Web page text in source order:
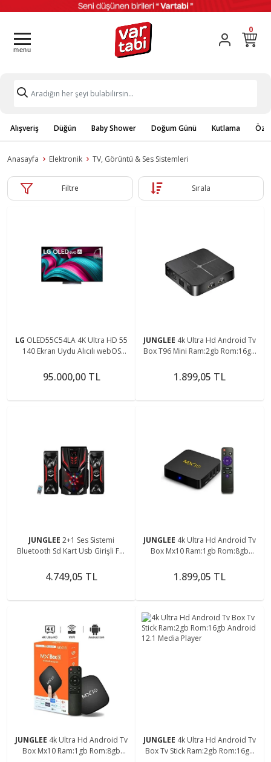
0
Alışveriş Düğün Baby Shower Doğum Günü Kutlama
Anasayfa Elektronik TV, Görüntü & Ses Sistemleri
Filtre Sırala
LG OLED55C54LA 4K Ultra HD 55
140 Ekran Uydu Alıcılı webOS
95.000,00 TL
JUNGLEE 4k Ultra Hd Android Tv
Box T96 Mini Ram:2gb Rom:16gb
1.899,05 TL
JUNGLEE 2+1 Ses Sistemi
Bluetooth Sd Kart Usb Girişli Fm
4.749,05 TL
JUNGLEE 4k Ultra Hd Android Tv
Box Mx10 Ram:1gb Rom:8gb
1.899,05 TL
JUNGLEE 4k Ultra Hd Android Tv
Box Mx10 Ram:1gb Rom:8gb
JUNGLEE 4k Ultra Hd Android Tv
Box Tv Stick Ram:2gb Rom:16gb